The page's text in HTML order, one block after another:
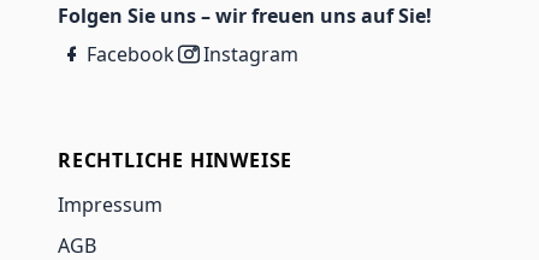
Folgen Sie uns – wir freuen uns auf Sie!
Facebook
Instagram
RECHTLICHE HINWEISE
Impressum
AGB